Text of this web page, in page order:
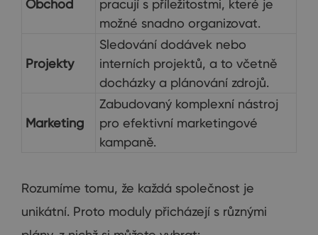
Obchod
pracují s příležitostmi, které je
možné snadno organizovat.
Projekty
Sledování dodávek nebo
interních projektů, a to včetně
docházky a plánování zdrojů.
Marketing
Zabudovaný komplexní nástroj
pro efektivní marketingové
kampaně.
Rozumíme tomu, že každá společnost je
unikátní. Proto moduly přicházejí s různými